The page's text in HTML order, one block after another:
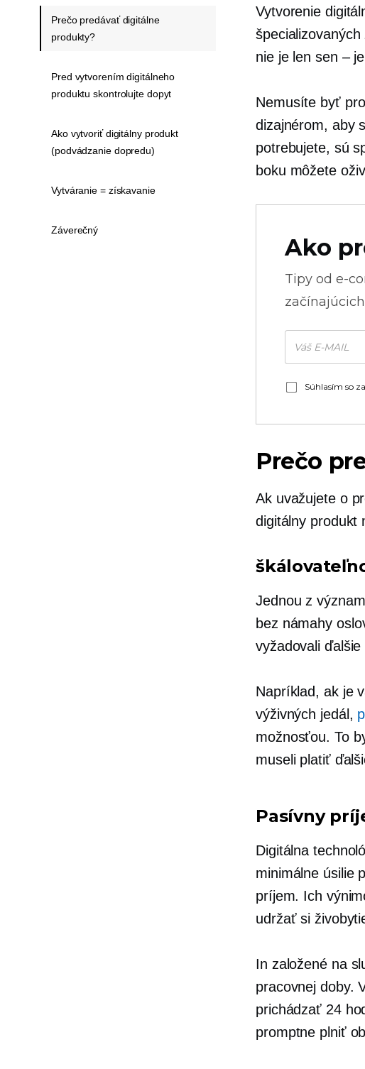
Vytvorenie
nie je len sen –
Nemusíte byť
dizajnérom, aby
potrebujete, sú
boku môžete
Ako
Tipy od e-
Súhlasím so
Prečo
Ak uvažujete o
digitálny produkt
Jednou z
bez námahy
vyžadovali
Napríklad, ak je
výživných jedál,
možnosťou. To
museli platiť
Pasívny
Digitálna
minimálne úsilie
príjem. Ich
udržať si
In založené na
pracovnej doby.
prichádzať 24
promptne plniť
Prečo predávať digitálne
produkty?
Pred vytvorením digitálneho
produktu skontrolujte dopyt
Ako vytvoriť digitálny produkt
(podvádzanie dopredu)
Vytváranie = získavanie
Záverečný